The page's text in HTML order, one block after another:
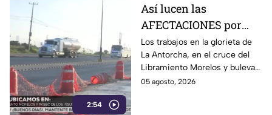
2:54
Así lucen las
AFECTACIONES por
obras sobre
Libramiento Morelos
de León: reabren
Insurgentes
Los trabajos en la glorieta de
La Antorcha, en el cruce del
Libramiento Morelos y bulevar
Insurgentes en León,
05 agosto, 2026